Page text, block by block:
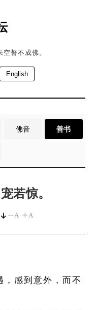
誓不成佛。
English
佛音 善书
若惊。
A A
，感到意外，而不